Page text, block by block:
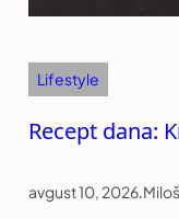
Lifestyle
Recept dana:
avgust 10, 2026.